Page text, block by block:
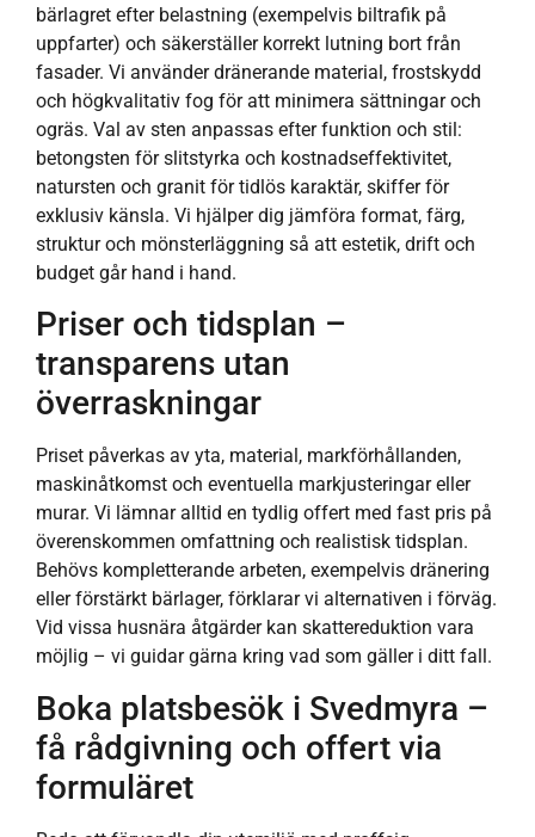
bärlagret efter belastning (exempelvis biltrafik på
uppfarter) och säkerställer korrekt lutning bort från
fasader. Vi använder dränerande material, frostskydd
och högkvalitativ fog för att minimera sättningar och
ogräs. Val av sten anpassas efter funktion och stil:
betongsten för slitstyrka och kostnadseffektivitet,
natursten och granit för tidlös karaktär, skiffer för
exklusiv känsla. Vi hjälper dig jämföra format, färg,
struktur och mönsterläggning så att estetik, drift och
budget går hand i hand.
Priser och tidsplan –
transparens utan
överraskningar
Priset påverkas av yta, material, markförhållanden,
maskinåtkomst och eventuella markjusteringar eller
murar. Vi lämnar alltid en tydlig offert med fast pris på
överenskommen omfattning och realistisk tidsplan.
Behövs kompletterande arbeten, exempelvis dränering
eller förstärkt bärlager, förklarar vi alternativen i förväg.
Vid vissa husnära åtgärder kan skattereduktion vara
möjlig – vi guidar gärna kring vad som gäller i ditt fall.
Boka platsbesök i Svedmyra –
få rådgivning och offert via
formuläret